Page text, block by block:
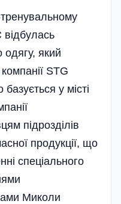
одягу, який
STG
у місті
підрозділів
продукції, що
спеціального
Миколи